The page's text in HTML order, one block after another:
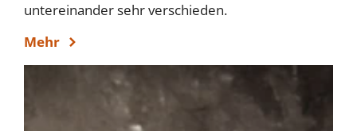
untereinander sehr verschieden.
Mehr